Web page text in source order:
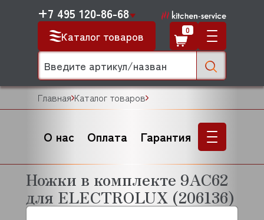
Каталог товаров
+7 495 120-86-68
0
Главная Каталог товаров
О нас Оплата Гарантия
Ножки в комплекте 9AC62
для ELECTROLUX (206136)